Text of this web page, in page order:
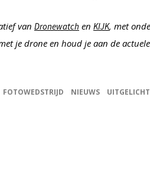
van Dronewatch en KIJK, met
je drone en houd je aan de actuele
FOTOWEDSTRIJD NIEUWS UITGELICHT